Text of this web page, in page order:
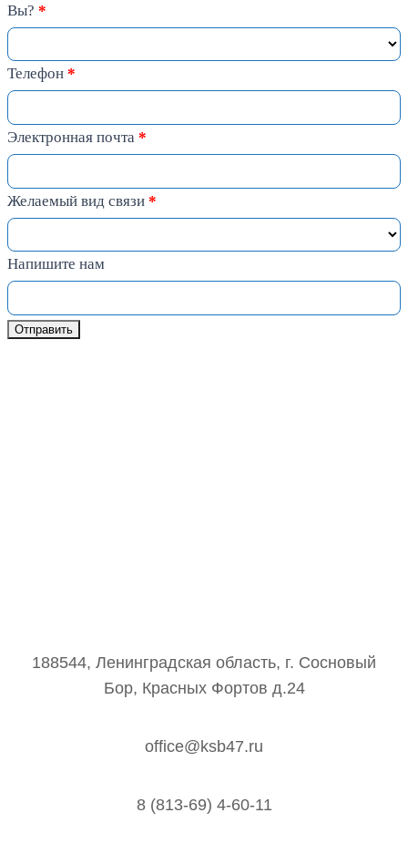
Вы? *
Телефон *
Электронная почта *
Желаемый вид связи *
Напишите нам
Отправить
188544, Ленинградская область, г. Сосновый
Бор, Красных Фортов д.24
office@ksb47.ru
8 (813-69) 4-60-11